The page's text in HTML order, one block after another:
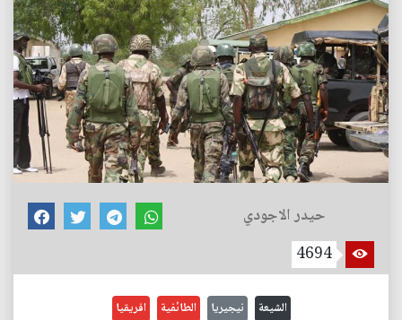
حيدر الاجودي
4694
الشيعة نيجيريا الطائفية افريقيا